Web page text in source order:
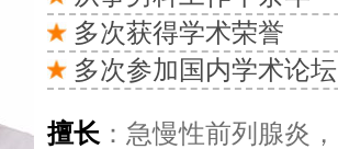
多次获得学术荣誉
多次参加国内学术论坛
擅长 ：急慢性前列腺炎，